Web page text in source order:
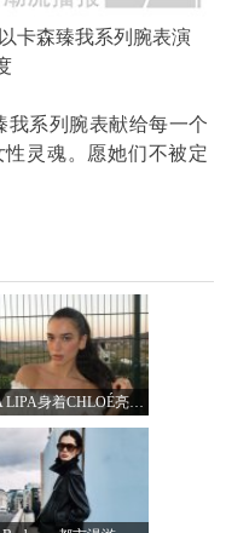
卡森臻我系列腕表演
系列腕表献给每一个
灵魂。愿她们不被定
DUA LIPA身着CHLOÉ亮相 2026 SUNNY HILL 音乐节